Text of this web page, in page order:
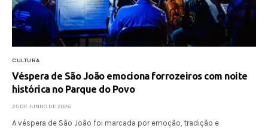
CULTURA
Véspera de São João emociona forrozeiros com noite
histórica no Parque do Povo
25 DE JUNHO DE 2026
A véspera de São João foi marcada por emoção, tradição e